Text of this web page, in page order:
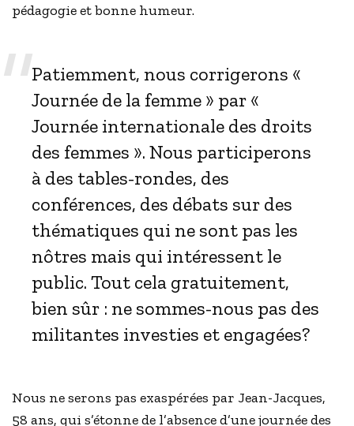
pédagogie et bonne humeur.
Patiemment, nous corrigerons «
Journée de la femme » par «
Journée internationale des droits
des femmes ». Nous participerons
à des tables-rondes, des
conférences, des débats sur des
thématiques qui ne sont pas les
nôtres mais qui intéressent le
public. Tout cela gratuitement,
bien sûr : ne sommes-nous pas des
militantes investies et engagées?
Nous ne serons pas exaspérées par Jean-Jacques,
58 ans, qui s’étonne de l’absence d’une journée des